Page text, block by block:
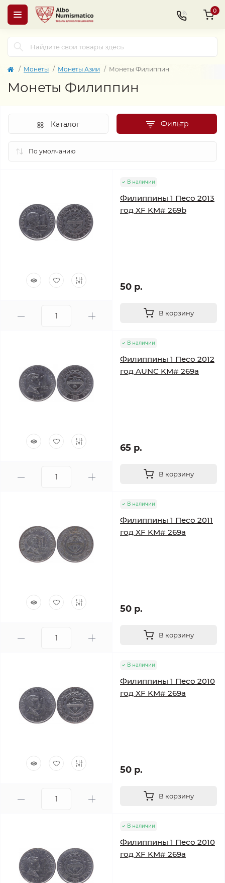
0
Монеты Монеты Азии Монеты Филиппин
Монеты Филиппин
Фильтр
Каталог
В наличии
Филиппины 1 Песо 2013
год XF KM# 269b
50 р.
В корзину
В наличии
Филиппины 1 Песо 2012
год AUNC KM# 269a
65 р.
В корзину
В наличии
Филиппины 1 Песо 2011
год XF KM# 269a
50 р.
В корзину
В наличии
Филиппины 1 Песо 2010
год XF KM# 269a
50 р.
В корзину
В наличии
Филиппины 1 Песо 2010
год XF KM# 269a